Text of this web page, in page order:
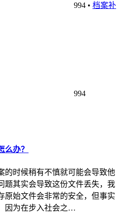
994 • 档案补
994
么办？
的时候稍有不慎就可能会导致他
题其实会导致这份文件丢失，我
原始文件会非常的安全，但事实
因为在步入社会之…